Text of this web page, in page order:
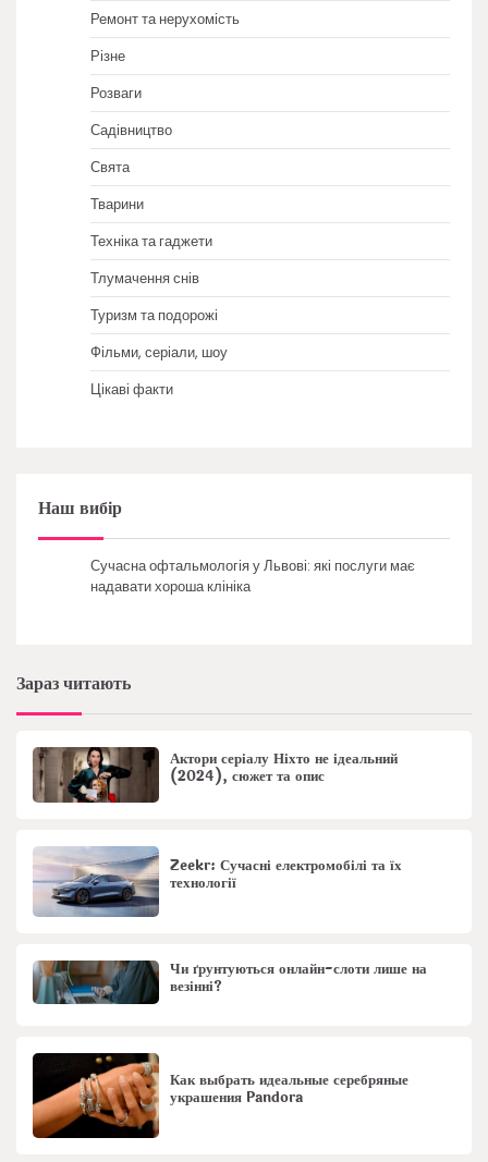
Ремонт та нерухомість
Різне
Розваги
Садівництво
Свята
Тварини
Техніка та гаджети
Тлумачення снів
Туризм та подорожі
Фільми, серіали, шоу
Цікаві факти
Наш вибір
Сучасна офтальмологія у Львові: які послуги має
надавати хороша клініка
Зараз читають
Актори серіалу Ніхто не ідеальний
(2024), сюжет та опис
Zeekr: Сучасні електромобілі та їх
технології
Чи ґрунтуються онлайн-слоти лише на
везінні?
Как выбрать идеальные серебряные
украшения Pandora